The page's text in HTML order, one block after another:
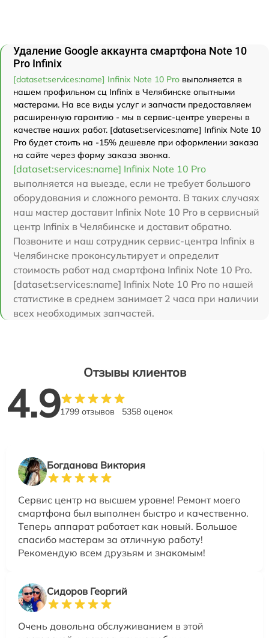
Удаление Google аккаунта смартфона Note 10
Pro Infinix
[dataset:services:name] Infinix Note 10 Pro выполняется в
нашем профильном сц Infinix в Челябинске опытными
мастерами. На все виды услуг и запчасти предоставляем
расширенную гарантию - мы в сервис-центре уверены в
качестве наших работ. [dataset:services:name] Infinix Note 10
Pro будет стоить на -15% дешевле при оформлении заказа
на сайте через форму заказа звонка.
[dataset:services:name] Infinix Note 10 Pro
выполняется на выезде, если не требует большого
оборудования и сложного ремонта. В таких случаях
наш мастер доставит Infinix Note 10 Pro в сервисный
центр Infinix в Челябинске и доставит обратно.
Позвоните и наш сотрудник сервис-центра Infinix в
Челябинске проконсультирует и определит
стоимость работ над смартфона Infinix Note 10 Pro.
[dataset:services:name] Infinix Note 10 Pro по нашей
статистике в среднем занимает 2 часа при наличии
всех необходимых запчастей.
Отзывы клиентов
4.91799 отзывов 5358 оценок
Богданова Виктория
Сервис центр на высшем уровне! Ремонт моего
смартфона был выполнен быстро и качественно.
Теперь аппарат работает как новый. Большое
спасибо мастерам за отличную работу!
Рекомендую всем друзьям и знакомым!
Сидоров Георгий
Очень довольна обслуживанием в этой